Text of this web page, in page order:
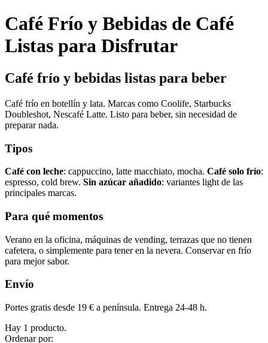
Café Frío y Bebidas de Café
Listas para Disfrutar
Café frío y bebidas listas para beber
Café frío en botellín y lata. Marcas como Coolife, Starbucks
Doubleshot, Nescafé Latte. Listo para beber, sin necesidad de
preparar nada.
Tipos
Café con leche: cappuccino, latte macchiato, mocha. Café solo frío:
espresso, cold brew. Sin azúcar añadido: variantes light de las
principales marcas.
Para qué momentos
Verano en la oficina, máquinas de vending, terrazas que no tienen
cafetera, o simplemente para tener en la nevera. Conservar en frío
para mejor sabor.
Envío
Portes gratis desde 19 € a península. Entrega 24-48 h.
Hay 1 producto.
Ordenar por: